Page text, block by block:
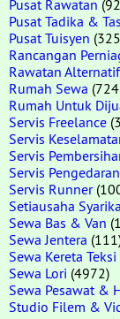
Pusat Rawatan
Pusat Tadika &
Pusat Tuisyen
Rancangan
Rawatan Alternatif
Rumah Sewa
Rumah Untuk
Servis Freelance
Servis
Servis
Servis
Servis Runner
Setiausaha
Sewa Bas & Van
Sewa Jentera
Sewa Kereta
Sewa Lori (4972)
Sewa Pesawat &
Studio Filem &